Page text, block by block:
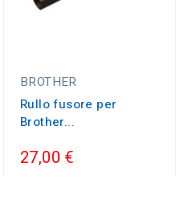
BROTHER
Rullo fusore per
Brother...
27,00 €